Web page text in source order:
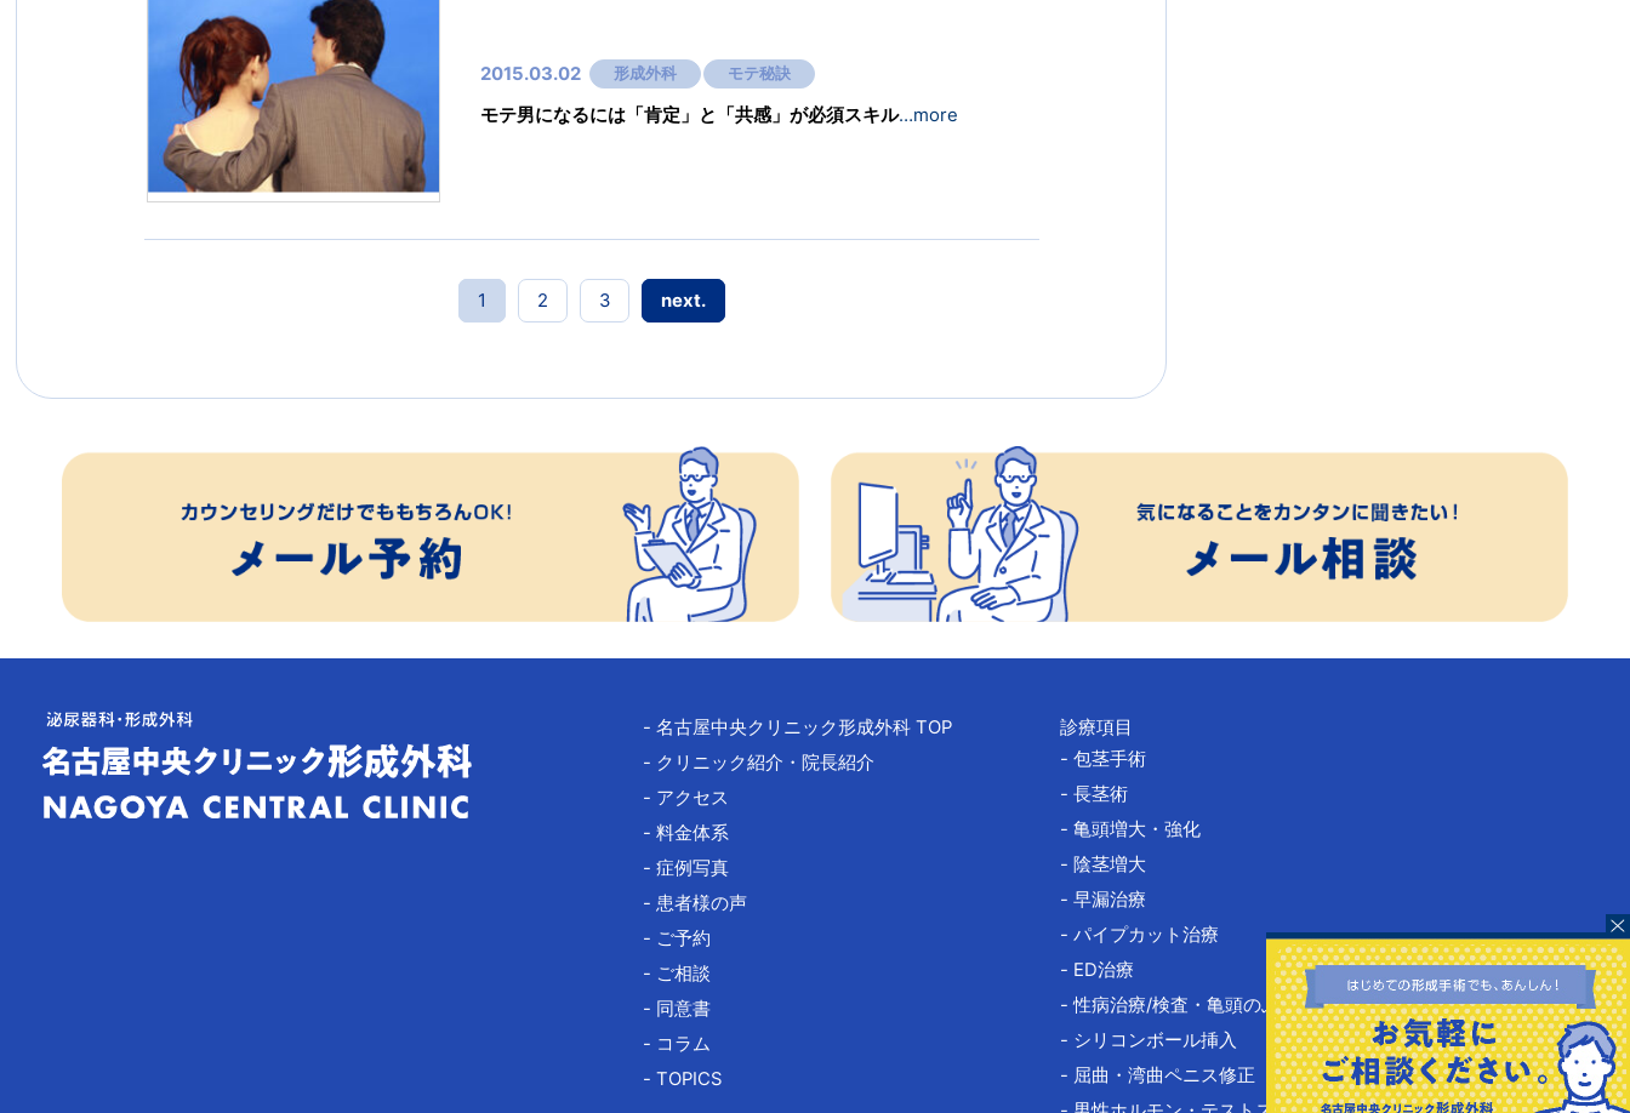
2015.03.02 形成外科 モテ秘訣
モテ男になるには「肯定」と「共感」が必須スキル…more
1 2 3 next.
- 名古屋中央クリニック形成外科 TOP
- クリニック紹介・院長紹介
- アクセス
- 料金体系
- 症例写真
- 患者様の声
- ご予約
- ご相談
- 同意書
- コラム
- TOPICS
診療項目
- 包茎手術
- 長茎術
- 亀頭増大・強化
- 陰茎増大
- 早漏治療
- パイプカット治療
- ED治療
- 性病治療/検査・亀頭のぶつぶつ
- シリコンボール挿入
- 屈曲・湾曲ペニス修正